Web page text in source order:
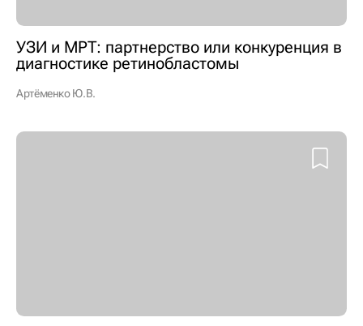
УЗИ и МРТ: партнерство или конкуренция в
диагностике ретинобластомы
Артёменко Ю.В.